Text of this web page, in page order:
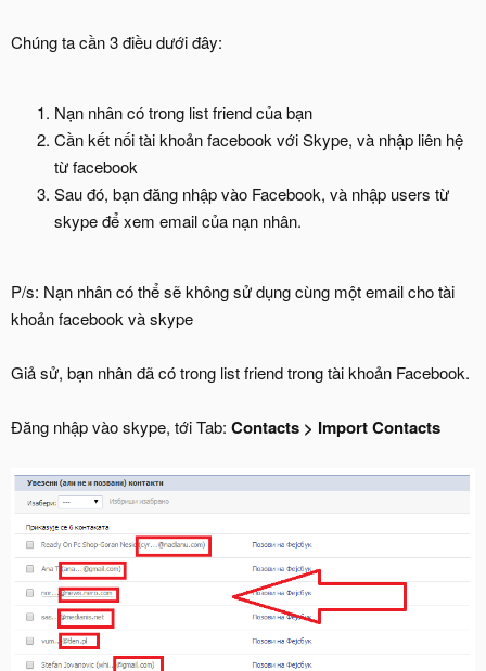
Chúng ta cần 3 điều dưới đây:
Nạn nhân có trong list friend của bạn
Cần kết nối tài khoản facebook với Skype, và nhập liên hệ
từ facebook
Sau đó, bạn đăng nhập vào Facebook, và nhập users từ
skype để xem email của nạn nhân.
P/s: Nạn nhân có thể sẽ không sử dụng cùng một email cho tài
khoản facebook và skype
Giả sử, bạn nhân đã có trong list friend trong tài khoản Facebook.
Đăng nhập vào skype, tới Tab: Contacts > Import Contacts